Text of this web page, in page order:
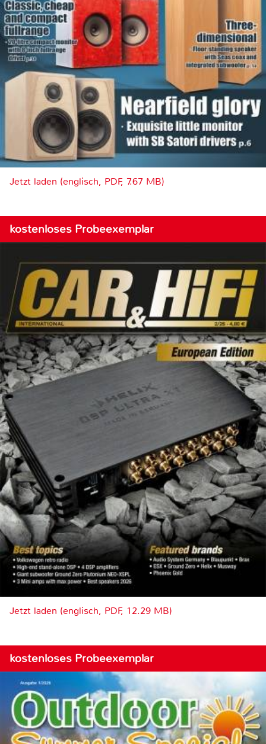
Jetzt laden (englisch, PDF, 7.67 MB)
kostenloses Probeexemplar
Jetzt laden (englisch, PDF, 12.29 MB)
kostenloses Probeexemplar